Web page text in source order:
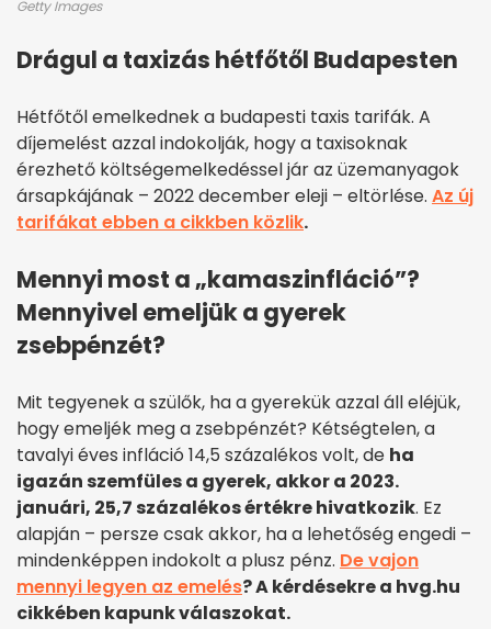
Getty Images
Drágul a taxizás hétfőtől Budapesten
Hétfőtől emelkednek a budapesti taxis tarifák. A
díjemelést azzal indokolják, hogy a taxisoknak
érezhető költségemelkedéssel jár az üzemanyagok
ársapkájának – 2022 december eleji – eltörlése. Az új
tarifákat ebben a cikkben közlik.
Mennyi most a „kamaszinfláció”?
Mennyivel emeljük a gyerek
zsebpénzét?
Mit tegyenek a szülők, ha a gyerekük azzal áll eléjük,
hogy emeljék meg a zsebpénzét? Kétségtelen, a
tavalyi éves infláció 14,5 százalékos volt, de ha
igazán szemfüles a gyerek, akkor a 2023.
januári, 25,7 százalékos értékre hivatkozik. Ez
alapján – persze csak akkor, ha a lehetőség engedi –
mindenképpen indokolt a plusz pénz. De vajon
mennyi legyen az emelés? A kérdésekre a hvg.hu
cikkében kapunk válaszokat.